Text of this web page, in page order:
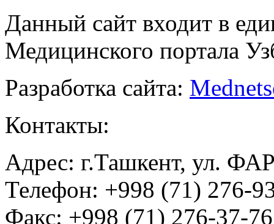
Данный сайт входит в
Медицинского портала
Разработка сайта:
Контакты:
Адрес: г.Ташкент, ул.
Телефон: +998 (71) 276-
Факс: +998 (71) 276-37-76